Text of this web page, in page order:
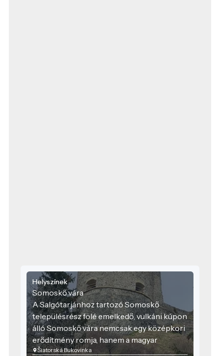
Helyszínek
Somoskő vára
A Salgótarjánhoz tartozó Somoskő
településrész fölé emelkedő, vulkáni kúpon
álló Somoskő vára nemcsak egy középkori
erődítmény romja, hanem a magyar
történelem és természet különleges
Šiatorská Bukovinka